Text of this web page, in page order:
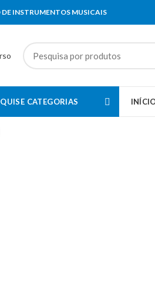
INSTRUMENTOS MUSICAIS
CATEGORIAS